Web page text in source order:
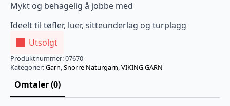
Mykt og behagelig å jobbe med
Ideelt til tøfler, luer, sitteunderlag og turplagg
Utsolgt
Produktnummer:07670
Kategorier:Garn,Snorre Naturgarn,VIKING GARN
Omtaler (0)